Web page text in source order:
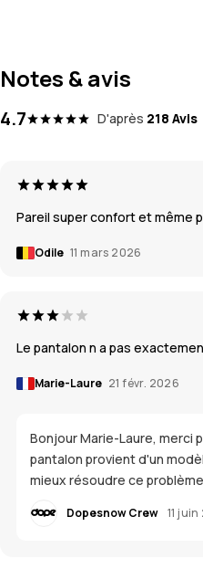
Notes & avis
4.7 D'après 218 Avis
Pareil super confort et même
Odile 11 mars 2026
Le pantalon n a pas
Marie-Laure 21 févr. 2026
Bonjour Marie-Laure, merci
pantalon provient d'un
mieux résoudre ce
Dopesnow Crew 11